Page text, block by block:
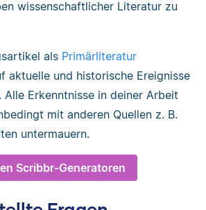
wissenschaftlicher Literatur zu
als Primärliteratur
aktuelle und historische Ereignisse
Alle Erkenntnisse in deiner Arbeit
mit anderen Quellen z. B.
untermauern.
Scribbr-Generatoren